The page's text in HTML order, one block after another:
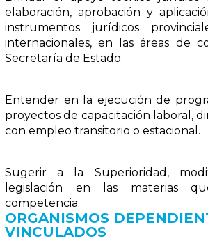
elaboración, aprobación y
instrumentos jurídicos
internacionales, en las áreas de
Secretaría de Estado.
Entender en la ejecución de
proyectos de capacitación laboral,
con empleo transitorio o estacional.
Sugerir a la Superioridad,
legislación en las materias
competencia.
ORGANISMOS
VINCULADOS